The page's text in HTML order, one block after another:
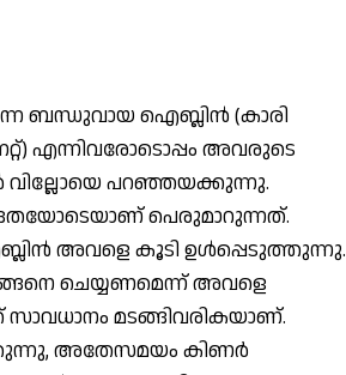
ബന്ധുവായ ഐബ്ലിന്‍ (കാരി
എന്നിവരോടൊപ്പം അവരുടെ
വില്ലോയെ പറഞ്ഞയക്കുന്നു.
പെരുമാറുന്നത്.
അവളെ കൂടി ഉള്‍പ്പെടുത്തുന്നു.
ചെയ്യണമെന്ന് അവളെ
സാവധാനം മടങ്ങിവരികയാണ്.
അതേസമയം കിണര്‍